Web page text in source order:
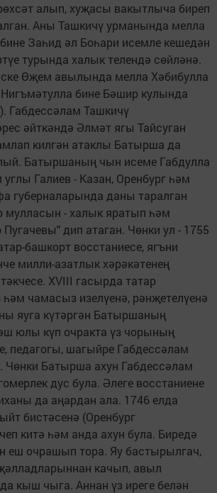
алып, хуҗасы вакытлыча биреп
Аны Ташкичү урманында мелла
Заһид әл Боһари исемле кешедән
турында халык телендә сөйләнә.
Өҗем авылында мелла Хәбибулла
бине Бәшир кулында
Габдессәлам Ташкичү
әйткәндә Әлмәт ягы Тайсуган
килгән атаклы Батырша да
Батыршаның чын исеме Габдулла
Галиев - Казан, Оренбург һәм
губерналарында даны таралган
- халык яратып һәм
дип атаган. Чөнки ул - 1755
башкорт восстаниесе, ягъни
милли-азатлык хәрәкәтенең
XVIII гасырда татар
чамасыз изелүенә, рәнҗетелүенә
яуга күтәргән Батыршаның
юлы күп очракта үз чорының
педагогы, шагыйре Габдессәлам
Чөнки Батырша ахун Габдессәлам
дус була. Әлеге восстаниене
да аңардан ала. 1746 елда
бистәсенә (Оренбург
китә һәм анда ахун була. Биредә
еш очрашып тора. Яу бастырылгач,
качып, авыл
кыш чыга. Аннан үз иреге белән